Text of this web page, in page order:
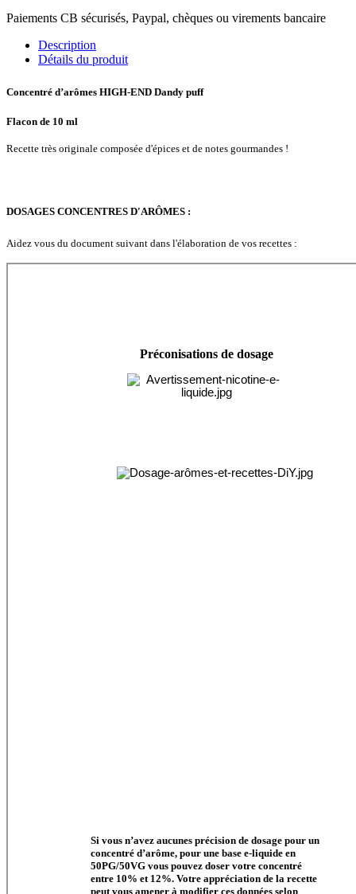
Paiements CB sécurisés, Paypal, chèques ou virements bancaire
Description
Détails du produit
Concentré d’arômes HIGH-END Dandy puff
Flacon de 10 ml
Recette très originale composée d'épices et de notes gourmandes !
DOSAGES CONCENTRES D'ARÔMES :
Aidez vous du document suivant dans l'élaboration de vos recettes :